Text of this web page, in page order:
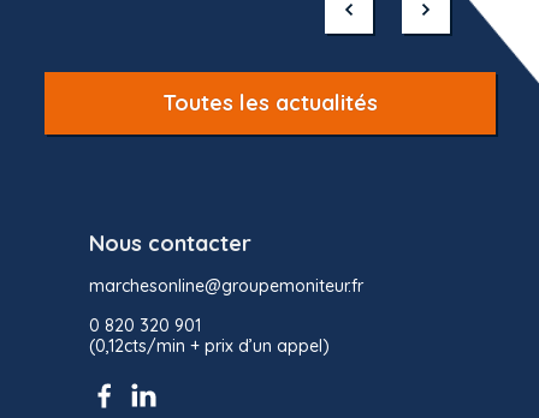
Toutes les actualités
Nous contacter
marchesonline@groupemoniteur.fr
0 820 320 901
(0,12cts/min + prix d’un appel)